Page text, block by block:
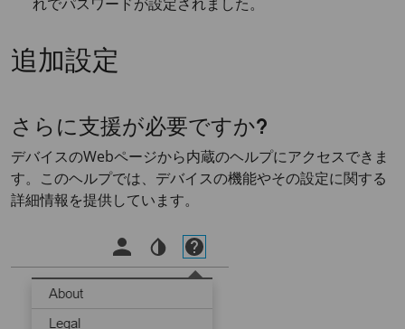
追加設定
さらに支援が必要ですか?
デバイスのWebページから内蔵のヘルプにアクセスできま
す。このヘルプでは、デバイスの機能やその設定に関する
詳細情報を提供しています。